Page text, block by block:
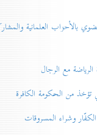
العلمانية
مع الرجال
من الحكومة الكافرة
وشراء المسروقات